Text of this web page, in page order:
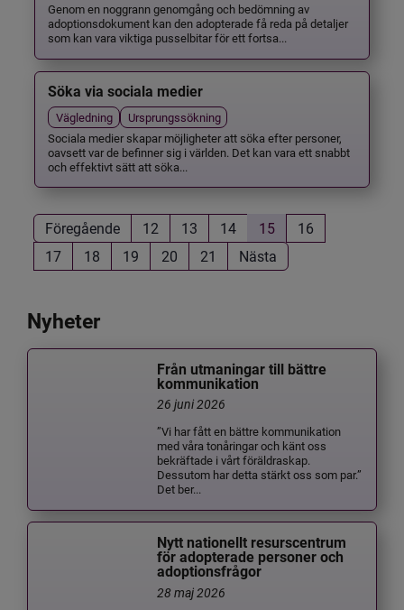
Genom en noggrann genomgång och bedömning av
adoptionsdokument kan den adopterade få reda på detaljer
som kan vara viktiga pusselbitar för ett fortsa...
Söka via sociala medier
Vägledning
Ursprungssökning
Sociala medier skapar möjligheter att söka efter personer,
oavsett var de befinner sig i världen. Det kan vara ett snabbt
och effektivt sätt att söka...
Föregående 12 13 14 15
16
17
18 19 20 21 Nästa
Nyheter
Från utmaningar till bättre
kommunikation
26 juni 2026
”Vi har fått en bättre kommunikation
med våra tonåringar och känt oss
bekräftade i vårt föräldraskap.
Dessutom har detta stärkt oss som par.”
Det ber...
Nytt nationellt resurscentrum
för adopterade personer och
adoptionsfrågor
28 maj 2026